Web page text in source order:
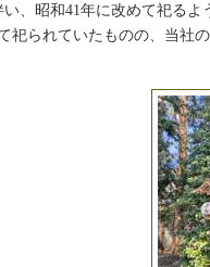
、昭和41年に改めて祀るよ
祀られていたものの、当社